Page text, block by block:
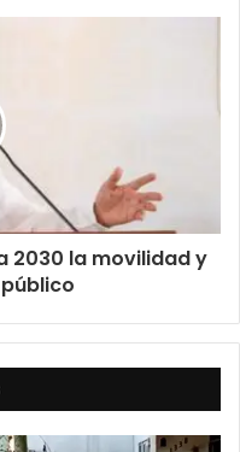
2030 la movilidad y